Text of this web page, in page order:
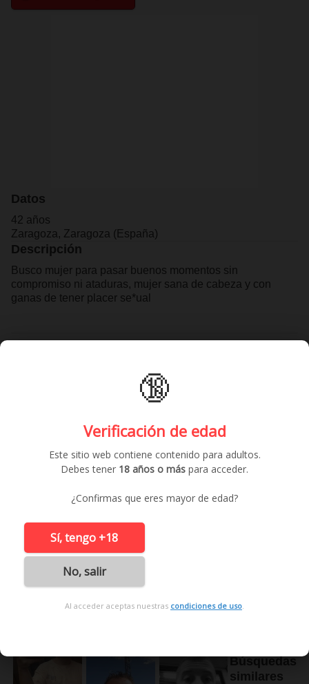
Datos
42 años
Zaragoza, Zaragoza (España)
Descripción
Busco mujer para pasar buenos momentos sin
compromiso ni ataduras, mujer sana de cabeza y con
ganas de tener placer se*ual
Búsquedas
similares
🔞
Verificación de edad
Este sitio web contiene contenido para adultos.
Debes tener 18 años o más para acceder.
¿Confirmas que eres mayor de edad?
Sí, tengo +18
No, salir
Al acceder aceptas nuestras condiciones de uso